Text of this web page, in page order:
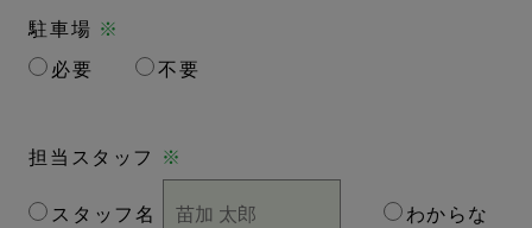
駐車場 ※
必要
不要
担当スタッフ ※
スタッフ名 わからな